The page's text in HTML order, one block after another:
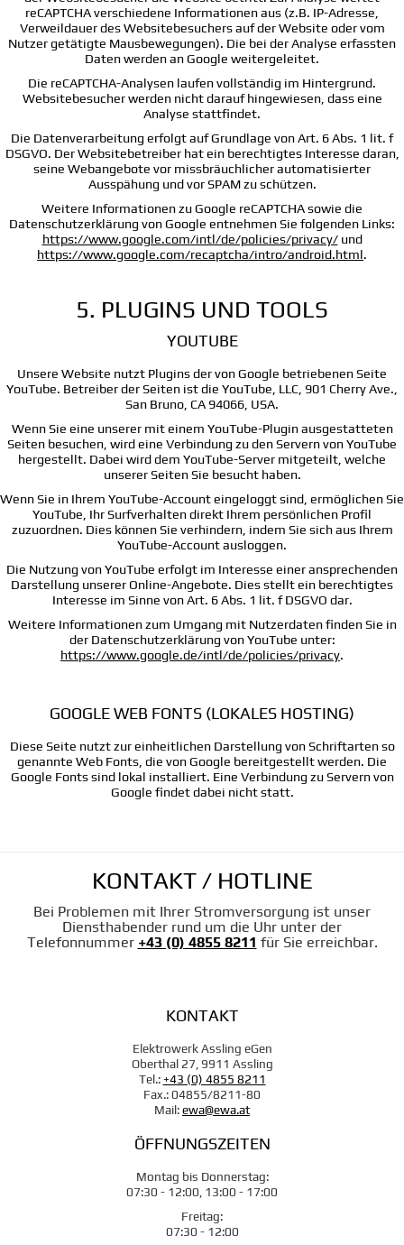
reCAPTCHA verschiedene Informationen aus (z.B. IP-Adresse,
Verweildauer des Websitebesuchers auf der Website oder vom
Nutzer getätigte Mausbewegungen). Die bei der Analyse erfassten
Daten werden an Google weitergeleitet.
Die reCAPTCHA-Analysen laufen vollständig im Hintergrund.
Websitebesucher werden nicht darauf hingewiesen, dass eine
Analyse stattfindet.
Die Datenverarbeitung erfolgt auf Grundlage von Art. 6 Abs. 1 lit. f
DSGVO. Der Websitebetreiber hat ein berechtigtes Interesse daran,
seine Webangebote vor missbräuchlicher automatisierter
Ausspähung und vor SPAM zu schützen.
Weitere Informationen zu Google reCAPTCHA sowie die
Datenschutzerklärung von Google entnehmen Sie folgenden Links:
https://www.google.com/intl/de/policies/privacy/und
https://www.google.com/recaptcha/intro/android.html.
5. PLUGINS UND TOOLS
YOUTUBE
Unsere Website nutzt Plugins der von Google betriebenen Seite
YouTube. Betreiber der Seiten ist die YouTube, LLC, 901 Cherry Ave.,
San Bruno, CA 94066, USA.
Wenn Sie eine unserer mit einem YouTube-Plugin ausgestatteten
Seiten besuchen, wird eine Verbindung zu den Servern von YouTube
hergestellt. Dabei wird dem YouTube-Server mitgeteilt, welche
unserer Seiten Sie besucht haben.
Wenn Sie in Ihrem YouTube-Account eingeloggt sind, ermöglichen Sie
YouTube, Ihr Surfverhalten direkt Ihrem persönlichen Profil
zuzuordnen. Dies können Sie verhindern, indem Sie sich aus Ihrem
YouTube-Account ausloggen.
Die Nutzung von YouTube erfolgt im Interesse einer ansprechenden
Darstellung unserer Online-Angebote. Dies stellt ein berechtigtes
Interesse im Sinne von Art. 6 Abs. 1 lit. f DSGVO dar.
Weitere Informationen zum Umgang mit Nutzerdaten finden Sie in
der Datenschutzerklärung von YouTube unter:
https://www.google.de/intl/de/policies/privacy.
GOOGLE WEB FONTS (LOKALES HOSTING)
Diese Seite nutzt zur einheitlichen Darstellung von Schriftarten so
genannte Web Fonts, die von Google bereitgestellt werden. Die
Google Fonts sind lokal installiert. Eine Verbindung zu Servern von
Google findet dabei nicht statt.
KONTAKT / HOTLINE
Bei Problemen mit Ihrer Stromversorgung ist unser
Diensthabender rund um die Uhr unter der
Telefonnummer +43 (0) 4855 8211 für Sie erreichbar.
KONTAKT
Elektrowerk Assling eGen
Oberthal 27, 9911 Assling
Tel.:+43 (0) 4855 8211
Fax.: 04855/8211-80
Mail:ewa@ewa.at
ÖFFNUNGSZEITEN
Montag bis Donnerstag:
07:30 - 12:00, 13:00 - 17:00
Freitag:
07:30 - 12:00